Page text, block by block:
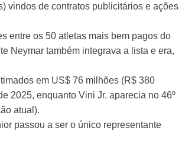
vindos de contratos publicitários e ações
entre os 50 atletas mais bem pagos do
Neymar também integrava a lista e era,
em US$ 76 milhões (R$ 380
2025, enquanto Vini Jr. aparecia no 46º
atual).
passou a ser o único representante